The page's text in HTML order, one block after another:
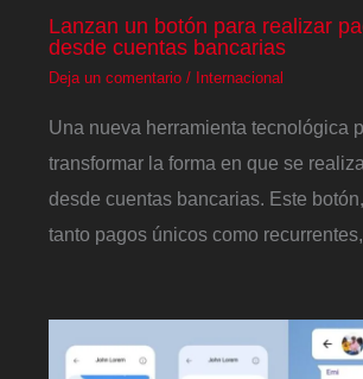
Lanzan un botón para realizar
desde cuentas bancarias
Deja un comentario / Internacional
Una nueva herramienta tecnológica
transformar la forma en que se
desde cuentas bancarias. Este
tanto pagos únicos como